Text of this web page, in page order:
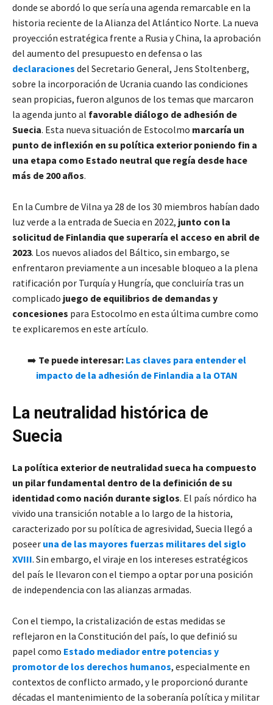
donde se abordó lo que sería una agenda remarcable en la
historia reciente de la Alianza del Atlántico Norte. La nueva
proyección estratégica frente a Rusia y China, la aprobación
del aumento del presupuesto en defensa o las
declaraciones del Secretario General, Jens Stoltenberg,
sobre la incorporación de Ucrania cuando las condiciones
sean propicias, fueron algunos de los temas que marcaron
la agenda junto al favorable diálogo de adhesión de
Suecia. Esta nueva situación de Estocolmo marcaría un
punto de inflexión en su política exterior poniendo fin a
una etapa como Estado neutral que regía desde hace
más de 200 años.
En la Cumbre de Vilna ya 28 de los 30 miembros habían dado
luz verde a la entrada de Suecia en 2022, junto con la
solicitud de Finlandia que superaría el acceso en abril de
2023. Los nuevos aliados del Báltico, sin embargo, se
enfrentaron previamente a un incesable bloqueo a la plena
ratificación por Turquía y Hungría, que concluiría tras un
complicado juego de equilibrios de demandas y
concesiones para Estocolmo en esta última cumbre como
te explicaremos en este artículo.
➡️ Te puede interesar: Las claves para entender el
impacto de la adhesión de Finlandia a la OTAN
La neutralidad histórica de
Suecia
La política exterior de neutralidad sueca ha compuesto
un pilar fundamental dentro de la definición de su
identidad como nación durante siglos. El país nórdico ha
vivido una transición notable a lo largo de la historia,
caracterizado por su política de agresividad, Suecia llegó a
poseer una de las mayores fuerzas militares del siglo
XVIII. Sin embargo, el viraje en los intereses estratégicos
del país le llevaron con el tiempo a optar por una posición
de independencia con las alianzas armadas.
Con el tiempo, la cristalización de estas medidas se
reflejaron en la Constitución del país, lo que definió su
papel como Estado mediador entre potencias y
promotor de los derechos humanos, especialmente en
contextos de conflicto armado, y le proporcionó durante
décadas el mantenimiento de la soberanía política y militar